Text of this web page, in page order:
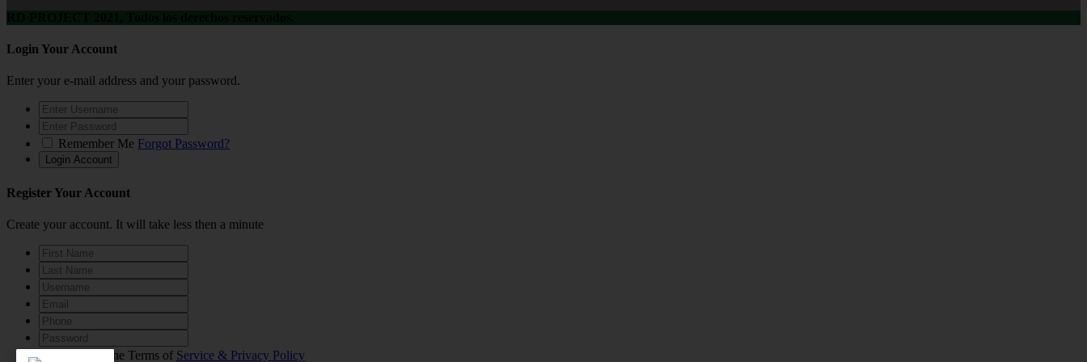
Login Your Account
Enter your e-mail address and your password.
Remember Me Forgot Password?
Register Your Account
Create your account. It will take less then a minute
I agree to the Terms of Service & Privacy Policy